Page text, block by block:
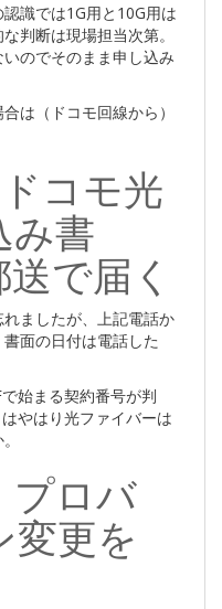
識では1G用と10G用は
判断は現場担当次第。
のでそのまま申し込み
は（ドコモ回線から）
コモ光
み書
送で届く
ましたが、上記電話か
面の日付は電話した
始まる契約番号が判
やはり光ファイバーは
プロバ
変更を